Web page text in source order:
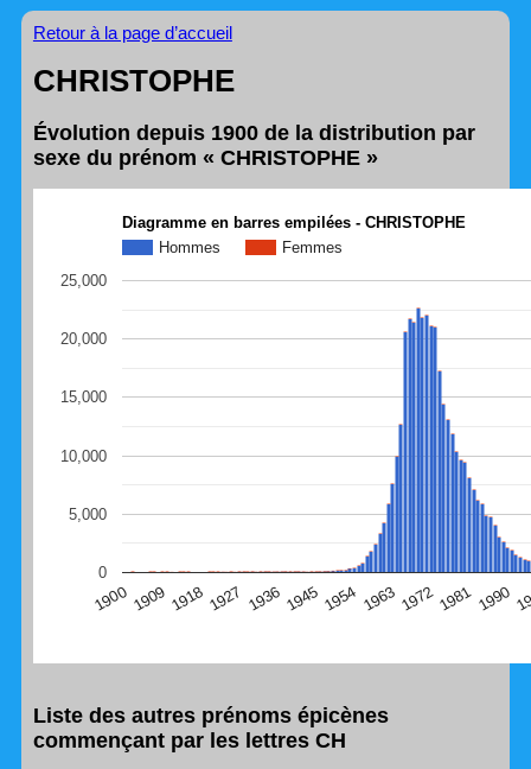
Retour à la page d’accueil
CHRISTOPHE
Évolution depuis 1900 de la distribution par
sexe du prénom « CHRISTOPHE »
Diagramme en barres empilées - CHRISTOPHE
Hommes
Femmes
1900 1909 1918 1927 1936 1945 1954 1963 19721981 1990
0
5,000
10,000
15,000
20,000
25,000
(Graphique Google Charts, non compatible avec le
navigateur Safari en ce moment)
Liste des autres prénoms épicènes
commençant par les lettres CH